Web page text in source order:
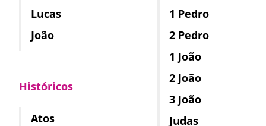
Lucas
João
Históricos
Atos
1 Pedro
2 Pedro
1 João
2 João
3 João
Judas